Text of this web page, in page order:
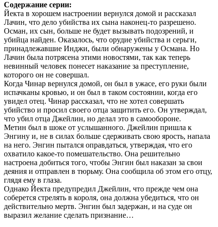
Содержание серии:
Йекта в хорошем настроении вернулся домой и рассказал
Лачин, что дело убийства их сына наконец-то разрешено.
Осман, их сын, больше не будет вызывать подозрений, и
убийца найден. Оказалось, что орудие убийства и серьги,
принадлежавшие Инджи, были обнаружены у Османа. Но
Лачин была потрясена этими новостями, так как теперь
невинный человек понесет наказание за преступление,
которого он не совершал.
Когда Чинар вернулся домой, он был в ужасе, его руки были
испачканы кровью, и он был в таком состоянии, когда его
увидел отец. Чинар рассказал, что не хотел совершать
убийство и просил своего отца защитить его. Он утверждал,
что убил отца Джейлин, но делал это в самообороне.
Метин был в шоке от услышанного. Джейлин пришла к
Энгину и, не в силах больше сдерживать свою ярость, напала
на него. Энгин пытался оправдаться, утверждая, что его
охватило какое-то помешательство. Она решительно
настроена добиться того, чтобы Энгин был наказан за свои
деяния и отправлен в тюрьму. Она сообщила об этом его отцу,
глядя ему в глаза.
Однако Йекта предупредил Джейлин, что прежде чем она
соберется стрелять в короля, она должна убедиться, что он
действительно мертв. Энгин был задержан, и на суде он
выразил желание сделать признание…